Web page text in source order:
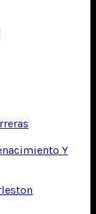
Y